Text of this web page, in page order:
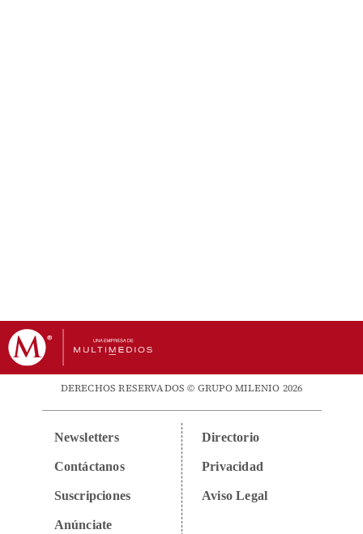
DERECHOS RESERVADOS © GRUPO MILENIO 2026
Newsletters
Contáctanos
Suscripciones
Anúnciate
Directorio
Privacidad
Aviso Legal